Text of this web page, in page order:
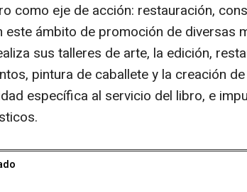
como eje de acción: restauración,
este ámbito de promoción de diversas
sus talleres de arte, la edición,
pintura de caballete y la creación
específica al servicio del libro, e